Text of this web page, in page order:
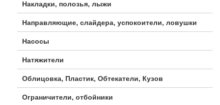
Накладки, полозья, лыжи
Направляющие, слайдера, успокоители, ловушки
Насосы
Натяжители
Облицовка, Пластик, Обтекатели, Кузов
Ограничители, отбойники